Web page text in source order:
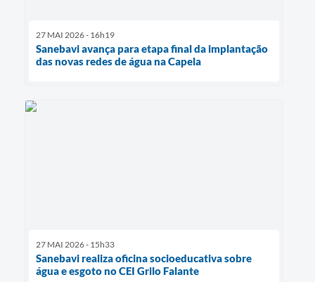
27 MAI 2026 - 16h19
Sanebavi avança para etapa final da implantação
das novas redes de água na Capela
27 MAI 2026 - 15h33
Sanebavi realiza oficina socioeducativa sobre
água e esgoto no CEI Grilo Falante